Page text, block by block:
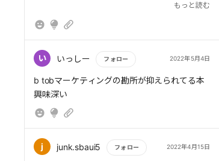
有効でないならテレアポはやらない、経営陣も
る、というのも、多くの企業が実践すべき方法
もっと読む
い いっしー フォロー 2022年5月4日
もっと読む
b tobマーケティングの勘所が抑えられてる本
興味深い
j junk.sbaui5 フォロー 2022年4月15日